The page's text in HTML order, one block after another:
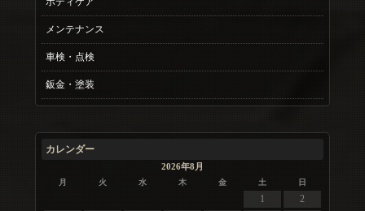
メンテナンス
車検・点検
鈑金・塗装
カレンダー
2026年8月
月 火 水 木 金 土 日
1
2